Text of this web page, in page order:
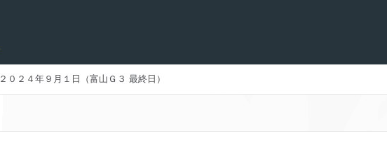
２０２４年９月１日（富山Ｇ３ 最終日）